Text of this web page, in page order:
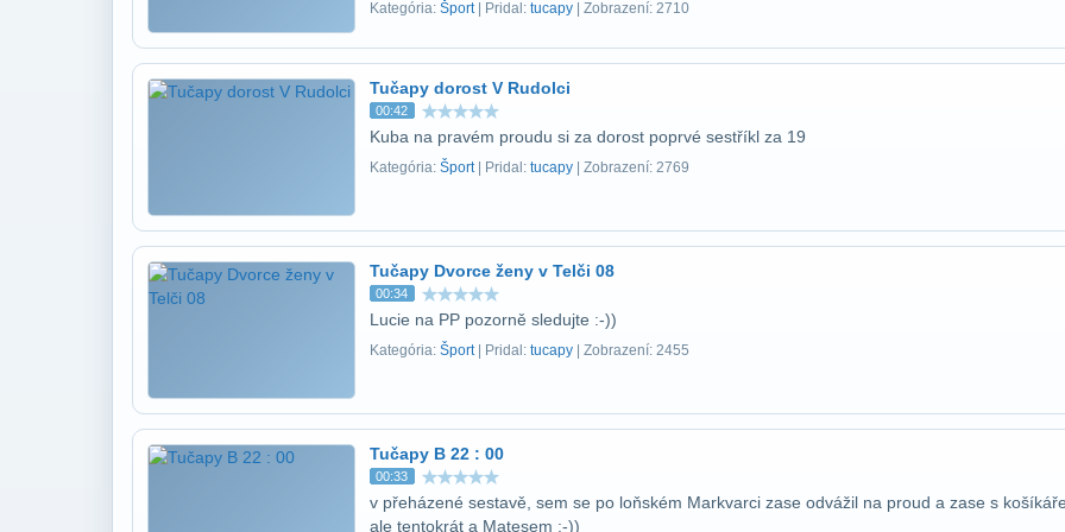
Kategória: Šport| Pridal: tucapy | Zobrazení: 2710
Tučapy dorost V Rudolci
00:42
Kuba na pravém proudu si za dorost poprvé sestříkl za 19
Kategória: Šport| Pridal: tucapy | Zobrazení: 2769
Tučapy Dvorce ženy v Telči 08
00:34
Lucie na PP pozorně sledujte :-))
Kategória: Šport| Pridal: tucapy | Zobrazení: 2455
Tučapy B 22 : 00
00:33
v přeházené sestavě, sem se po loňském Markvarci zase odvážil na proud a zase s
ale tentokrát a Matesem :-))